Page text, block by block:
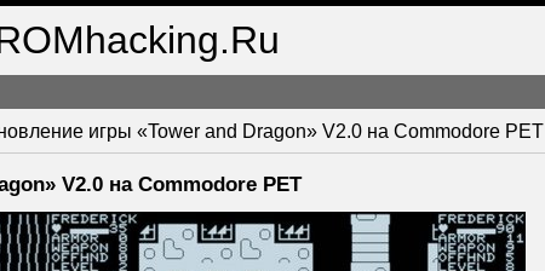
игры «Tower and Dragon» V2.0 на Commodore PET
V2.0 на Commodore PET